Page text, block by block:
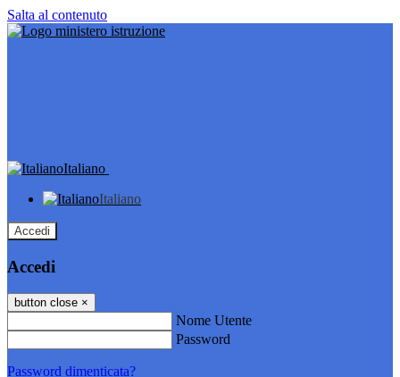
Salta al contenuto
Italiano
Italiano
Accedi
Accedi
button close ×
Nome Utente
Password
Password dimenticata?